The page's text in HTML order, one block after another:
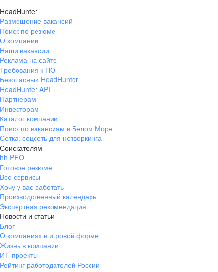
HeadHunter
Размещение вакансий
Поиск по резюме
О компании
Наши вакансии
Реклама на сайте
Требования к ПО
Безопасный HeadHunter
HeadHunter API
Партнерам
Инвесторам
Каталог компаний
Поиск по вакансиям в Белом Море
Сетка: соцсеть для нетворкинга
Соискателям
hh PRO
Готовое резюме
Все сервисы
Хочу у вас работать
Производственный календарь
Экспертная рекомендация
Новости и статьи
Блог
О компаниях в игровой форме
Жизнь в компании
ИТ-проекты
Рейтинг работодателей России